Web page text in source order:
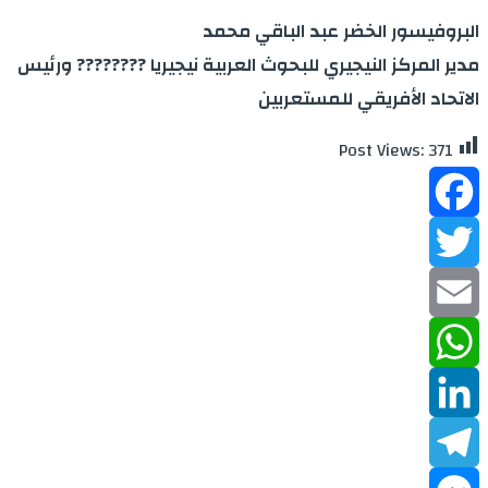
البروفيسور الخضر عبد الباقي محمد
مدير المركز النيجيري للبحوث العربية نيجيريا ???????? ورئيس
الاتحاد الأفريقي للمستعربين
Post Views:371
Facebook
Twitter
Email
WhatsApp
LinkedIn